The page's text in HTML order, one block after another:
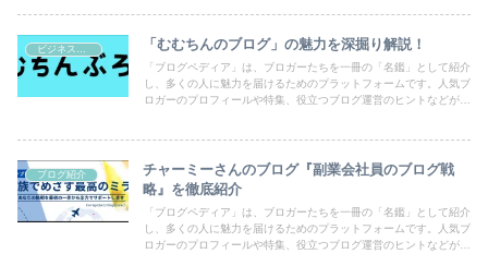
ビジネス・副業 「むむちんのブログ」の魅力を深掘り解説！
「ブログペディア」は、ブロガーたちを一冊の「名鑑」として紹介
し、多くの人に魅力を届けるためのプラットフォームです。人気ブ
ロガーのプロフィールや特集、役立つブログ運営のヒントなどが満
ブログ紹介
チャーミーさんのブログ『副業会社員のブログ戦
略』を徹底紹介
「ブログペディア」は、ブロガーたちを一冊の「名鑑」として紹介
し、多くの人に魅力を届けるためのプラットフォームです。人気ブ
ロガーのプロフィールや特集、役立つブログ運営のヒントなどが満